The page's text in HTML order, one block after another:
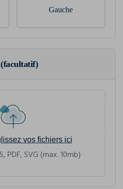
Gauche
(facultatif)
vos fichiers ici
PDF, SVG (max. 10mb)